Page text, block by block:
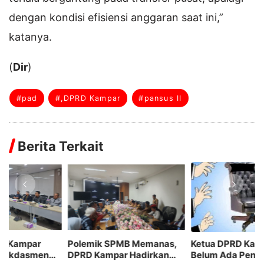
dengan kondisi efisiensi anggaran saat ini,”
katanya.
(Dir)
#pad #,DPRD Kampar #pansus II
Berita Terkait
Ketua DPRD Kampar Taridi :
Belum Ada Penolakan atau
Gerindra Soroti Anggaran
Makan Minum Pemkab